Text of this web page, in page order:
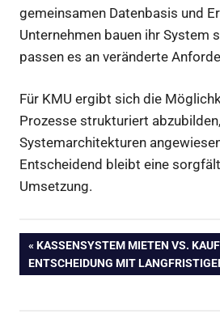
gemeinsamen Datenbasis und
Unternehmen bauen ihr System
passen es an veränderte
Für KMU ergibt sich die
Prozesse strukturiert
Systemarchitekturen
Entscheidend bleibt eine
Umsetzung.
Beitragsnavigation
VORHERIGER
BEITRAG:
KASSENSYSTEM MIETEN VS.
ENTSCHEIDUNG MIT